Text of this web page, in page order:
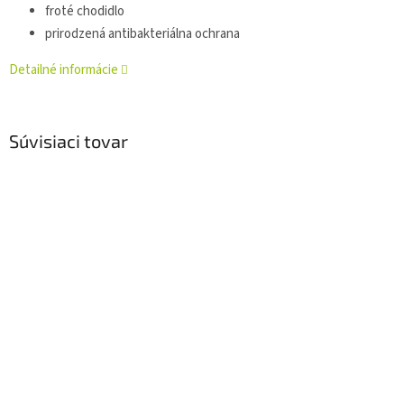
froté chodidlo
prirodzená antibakteriálna ochrana
Detailné informácie
Súvisiaci tovar